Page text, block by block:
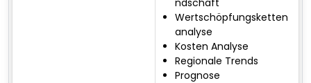
Wertschöpfungsketten
analyse
Kosten Analyse
Regionale Trends
Prognose